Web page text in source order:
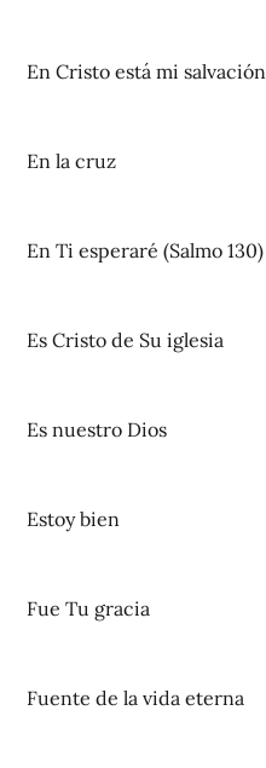
En Cristo está mi salvación
En la cruz
En Ti esperaré (Salmo 130)
Es Cristo de Su iglesia
Es nuestro Dios
Estoy bien
Fue Tu gracia
Fuente de la vida eterna